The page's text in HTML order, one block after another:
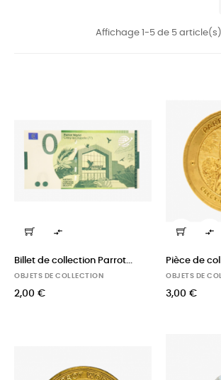
Affichage 1-5 de 5 article(s)

Billet de collection Parrot...
OBJETS DE COLLECTION
2,00 €

Pièce de
OBJETS DE
3,00 €